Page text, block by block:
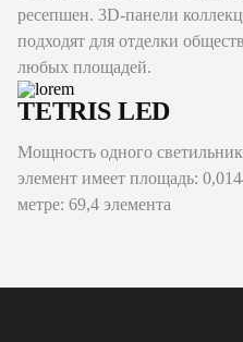
ресепшен. 3D-панели
подходят для отделки
любых площадей.
TETRIS LED
Мощность одного
элемент имеет площадь:
метре: 69,4 элемента